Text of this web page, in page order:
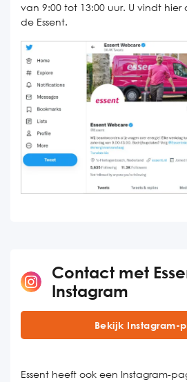
van 9:00 tot 13:00 uur. U vindt hier
de Essent.
Contact met
Instagram
Bekijk Instagram-
Essent heeft ook een Instagram-